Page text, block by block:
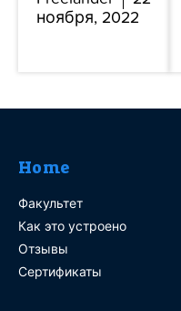
ноября, 2022
Home
Факультет
Как это устроено
Отзывы
Сертификаты